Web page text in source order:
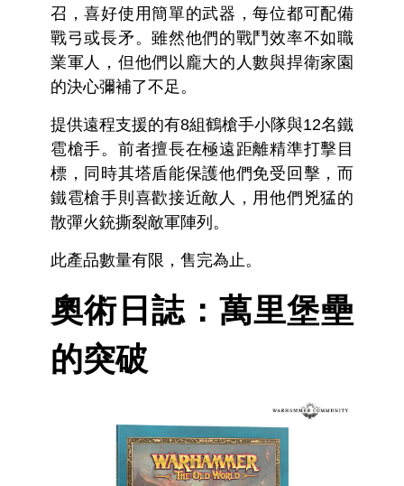
召，喜好使用簡單的武器，每位都可配備
戰弓或長矛。雖然他們的戰鬥效率不如職
業軍人，但他們以龐大的人數與捍衛家園
的決心彌補了不足。
提供遠程支援的有8組鶴槍手小隊與12名鐵
雹槍手。前者擅長在極遠距離精準打擊目
標，同時其塔盾能保護他們免受回擊，而
鐵雹槍手則喜歡接近敵人，用他們兇猛的
散彈火銃撕裂敵軍陣列。
此產品數量有限，售完為止。
奧術日誌：萬里堡壘
的突破